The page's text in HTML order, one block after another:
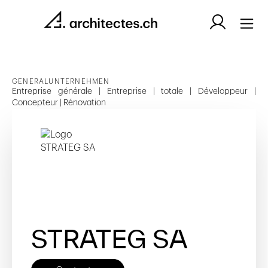
GENERALUNTERNEHMEN
Entreprise générale | Entreprise | totale | Développeur |
Concepteur | Rénovation
STRATEG SA